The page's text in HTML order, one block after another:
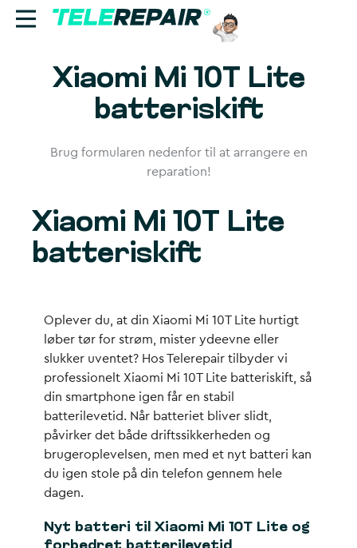
Reparation
Find butik
Ring til os:
+45 70 60 55 90
Xiaomi Mi 10T Lite
batteriskift
Brug formularen nedenfor til at arrangere en
reparation!
Xiaomi Mi 10T Lite
batteriskift
Oplever du, at din Xiaomi Mi 10T Lite hurtigt
løber tør for strøm, mister ydeevne eller
slukker uventet? Hos Telerepair tilbyder vi
professionelt Xiaomi Mi 10T Lite batteriskift, så
din smartphone igen får en stabil
batterilevetid. Når batteriet bliver slidt,
påvirker det både driftssikkerheden og
brugeroplevelsen, men med et nyt batteri kan
du igen stole på din telefon gennem hele
dagen.
Nyt batteri til Xiaomi Mi 10T Lite og